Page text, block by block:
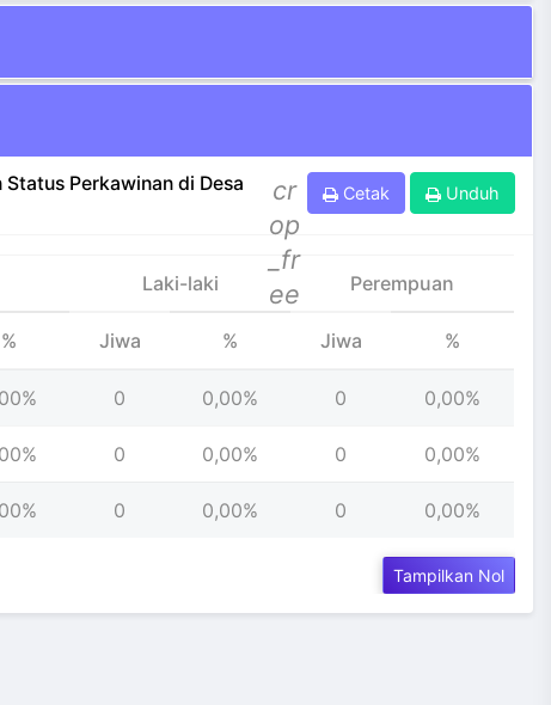
Perkawinan di Desa
cr
op
_fr
ee
Cetak Unduh
Laki-laki Perempuan
% Jiwa % Jiwa %
0 0,00% 0 0,00%
0 0,00% 0 0,00%
0 0,00% 0 0,00%
Tampilkan Nol